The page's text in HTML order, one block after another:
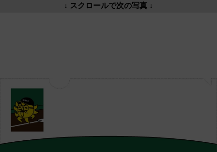
↓ スクロールで次の写真 ↓